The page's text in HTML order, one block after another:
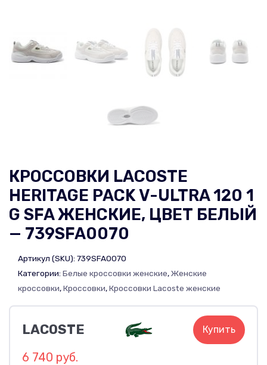
КРОССОВКИ LACOSTE
HERITAGE PACK V-ULTRA 120 1
G SFA ЖЕНСКИЕ, ЦВЕТ БЕЛЫЙ
— 739SFA0070
Артикул (SKU): 739SFA0070
Категории: Белые кроссовки женские,Женские
кроссовки,Кроссовки,Кроссовки Lacoste женские
LACOSTE Купить
6 740 руб.